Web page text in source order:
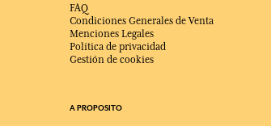
FAQ
Condiciones Generales de Venta
Menciones Legales
Política de privacidad
Gestión de cookies
A PROPOSITO